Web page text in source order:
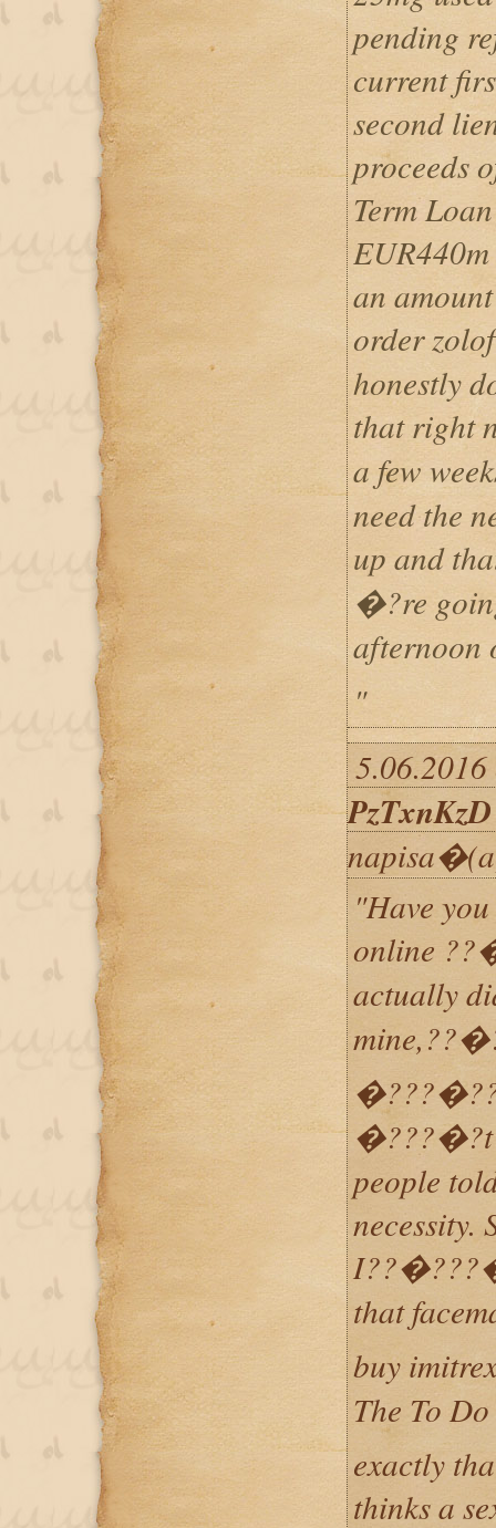
pending
current
second
proceeds
Term
an
order
honestly
that
a few
need the
up and
�?re
afternoon
"
PzTxnKzD
"Have
online
actually
�???�?t
people
necessity.
that
buy
The To
exactly
thinks a